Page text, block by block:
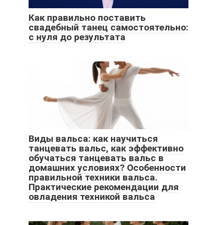
Как правильно поставить
свадебный танец самостоятельно:
с нуля до результата
Виды вальса: как научиться
танцевать вальс, как эффективно
обучаться танцевать вальс в
домашних условиях? Особенности
правильной техники вальса.
Практические рекомендации для
овладения техникой вальса